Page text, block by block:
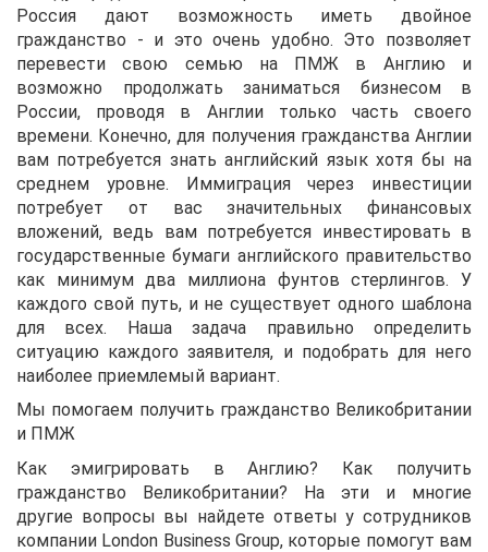
Россия дают возможность иметь двойное
гражданство - и это очень удобно. Это позволяет
перевести свою семью на ПМЖ в Англию и
возможно продолжать заниматься бизнесом в
России, проводя в Англии только часть своего
времени. Конечно, для получения гражданства Англии
вам потребуется знать английский язык хотя бы на
среднем уровне. Иммиграция через инвестиции
потребует от вас значительных финансовых
вложений, ведь вам потребуется инвестировать в
государственные бумаги английского правительство
как минимум два миллиона фунтов стерлингов. У
каждого свой путь, и не существует одного шаблона
для всех. Наша задача правильно определить
ситуацию каждого заявителя, и подобрать для него
наиболее приемлемый вариант.
Мы помогаем получить гражданство Великобритании
и ПМЖ
Как эмигрировать в Англию? Как получить
гражданство Великобритании? На эти и многие
другие вопросы вы найдете ответы у сотрудников
компании London Business Group, которые помогут вам